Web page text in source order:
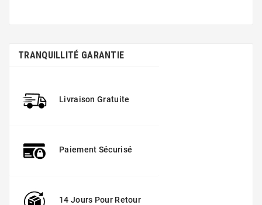
TRANQUILLITÉ GARANTIE
Livraison Gratuite
Paiement Sécurisé
14 Jours Pour Retour